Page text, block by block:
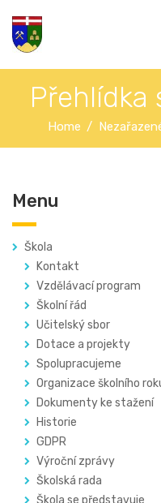
Přehlídka
Home
Menu
Škola
Kontakt
Vzdělávací program
Školní řád
Učitelský sbor
Dotace a projekty
Spolupracujeme
Organizace školního
Dokumenty ke stažení
Historie
GDPR
Výroční zprávy
Školská rada
Škola se představuje